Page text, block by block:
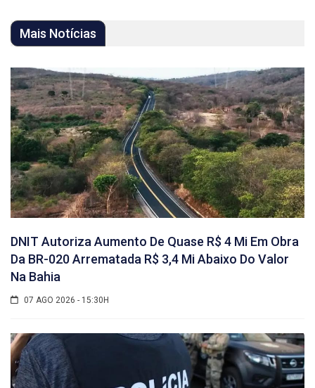
Mais Notícias
DNIT Autoriza Aumento De Quase R$ 4 Mi Em Obra
Da BR-020 Arrematada R$ 3,4 Mi Abaixo Do Valor
Na Bahia
07 AGO 2026 - 15:30H